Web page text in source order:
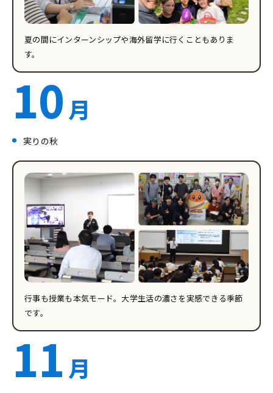
夏の間にインターンシップや海外留学に行くこともありま
す。
10月
実りの秋
行事も授業も本気モード。大学生活の濃さを実感できる季節
です。
11 月